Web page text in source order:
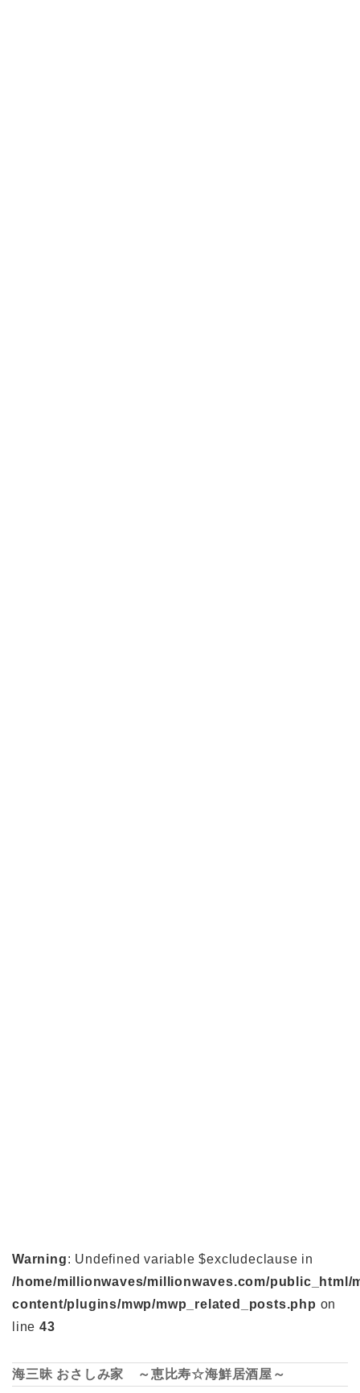
Warning: Undefined variable $excludeclause in
/home/millionwaves/millionwaves.com/public_html/
content/plugins/mwp/mwp_related_posts.php on
line 43
海三昧 おさしみ家 ～恵比寿☆海鮮居酒屋～